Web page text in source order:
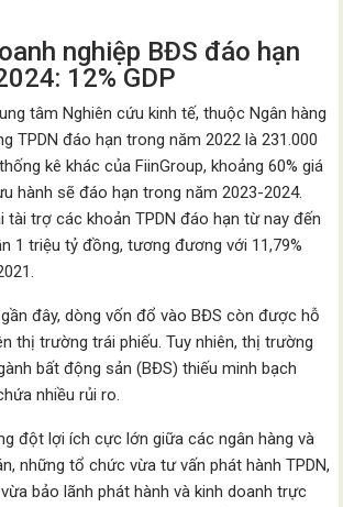
nghiệp BĐS đáo hạn
12% GDP
tâm Nghiên cứu kinh tế, thuộc Ngân hàng
TPDN đáo hạn trong năm 2022 là 231.000
kê khác của FiinGroup, khoảng 60% giá
hành sẽ đáo hạn trong năm 2023-2024.
tài trợ các khoản TPDN đáo hạn từ nay đến
1 triệu tỷ đồng, tương đương với 11,79%
đây, dòng vốn đổ vào BĐS còn được hỗ
thị trường trái phiếu. Tuy nhiên, thị trường
bất động sản (BĐS) thiếu minh bạch
nhiều rủi ro.
đột lợi ích cực lớn giữa các ngân hàng và
những tổ chức vừa tư vấn phát hành TPDN,
bảo lãnh phát hành và kinh doanh trực